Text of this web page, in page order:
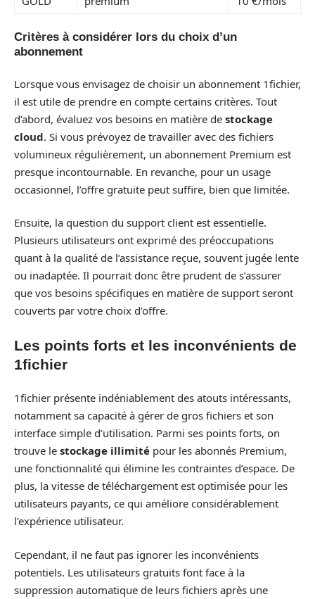
Critères à considérer lors du choix d’un
abonnement
Lorsque vous envisagez de choisir un abonnement 1fichier,
il est utile de prendre en compte certains critères. Tout
d’abord, évaluez vos besoins en matière de stockage
cloud. Si vous prévoyez de travailler avec des fichiers
volumineux régulièrement, un abonnement Premium est
presque incontournable. En revanche, pour un usage
occasionnel, l’offre gratuite peut suffire, bien que limitée.
Ensuite, la question du support client est essentielle.
Plusieurs utilisateurs ont exprimé des préoccupations
quant à la qualité de l’assistance reçue, souvent jugée lente
ou inadaptée. Il pourrait donc être prudent de s’assurer
que vos besoins spécifiques en matière de support seront
couverts par votre choix d’offre.
Les points forts et les inconvénients de
1fichier
1fichier présente indéniablement des atouts intéressants,
notamment sa capacité à gérer de gros fichiers et son
interface simple d’utilisation. Parmi ses points forts, on
trouve le stockage illimité pour les abonnés Premium,
une fonctionnalité qui élimine les contraintes d’espace. De
plus, la vitesse de téléchargement est optimisée pour les
utilisateurs payants, ce qui améliore considérablement
l’expérience utilisateur.
Cependant, il ne faut pas ignorer les inconvénients
potentiels. Les utilisateurs gratuits font face à la
suppression automatique de leurs fichiers après une